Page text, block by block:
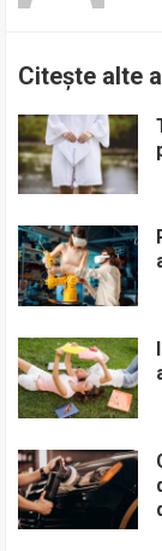
Citește alte